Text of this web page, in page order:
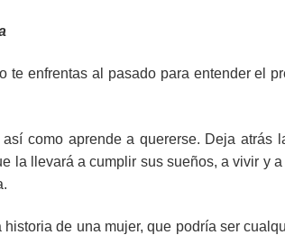
te enfrentas al pasado para entender el
así como aprende a quererse. Deja
la llevará a cumplir sus sueños, a vivir y
historia de una mujer, que podría ser